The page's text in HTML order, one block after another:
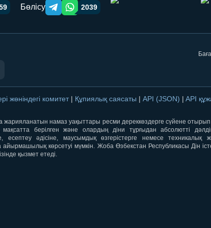
Бөлісу Telegram orqali ulashish
WhatsApp orqali ulashish
2039
жөніндегі комитет | Құпиялық саясаты | API (JSON) | API
жарияланатын намаз уақыттары ресми дереккөздерге сүйене
берілген және олардың діни тұрғыдан абсолютті
есептеу әдісіне, маусымдық өзгерістерге немесе техникалық
көрсетуі мүмкін. Жоба Өзбекстан Республикасы Дін
қызмет етеді.